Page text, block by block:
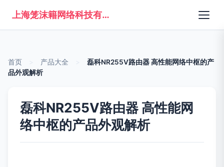
上海笼沫籍网络科技有限公司
首页 产品大全
磊科NR255V路由器 高性能网络中枢的产
品外观解析
磊科NR255V路由器 高性能网
络中枢的产品外观解析